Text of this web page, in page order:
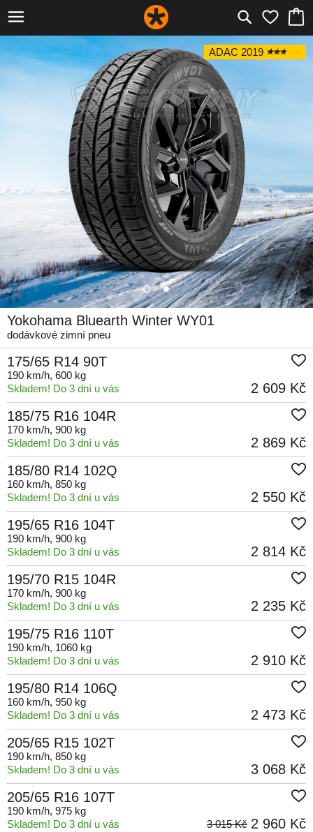
ADAC 2019
Yokohama Bluearth Winter WY01
dodávkové zimní pneu
175/65 R14 90T
190 km/h, 600 kg
Skladem! Do 3 dní u vás
2 609 Kč
185/75 R16 104R
170 km/h, 900 kg
Skladem! Do 3 dní u vás
2 869 Kč
185/80 R14 102Q
160 km/h, 850 kg
Skladem! Do 3 dní u vás
2 550 Kč
195/65 R16 104T
190 km/h, 900 kg
Skladem! Do 3 dní u vás
2 814 Kč
195/70 R15 104R
170 km/h, 900 kg
Skladem! Do 3 dní u vás
2 235 Kč
195/75 R16 110T
190 km/h, 1060 kg
Skladem! Do 3 dní u vás
2 910 Kč
195/80 R14 106Q
160 km/h, 950 kg
Skladem! Do 3 dní u vás
2 473 Kč
205/65 R15 102T
190 km/h, 850 kg
Skladem! Do 3 dní u vás
3 068 Kč
205/65 R16 107T
190 km/h, 975 kg
Skladem! Do 3 dní u vás
2 960 Kč
3 015 Kč